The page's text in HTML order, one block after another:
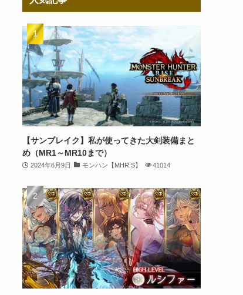
【サンブレイク】私が使ってきた大剣装備まと
め（MR1～MR10まで）
2024年6月9日 モンハン【MHR:S】 41014